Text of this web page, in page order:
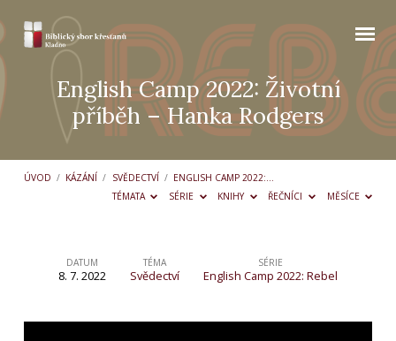
English Camp 2022: Životní
příběh – Hanka Rodgers
ÚVOD / KÁZÁNÍ / SVĚDECTVÍ / ENGLISH CAMP 2022:…
TÉMATA
SÉRIE KNIHY ŘEČNÍCI MĚSÍCE
English
DATUM
8. 7. 2022
TÉMA
Svědectví
SÉRIE
English Camp 2022: Rebel